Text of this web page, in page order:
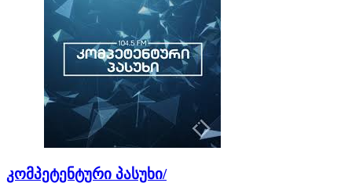
კომპეტენტური პასუხი/